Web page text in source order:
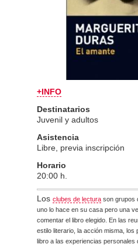
+INFO
Destinatarios
Juvenil y adultos
Asistencia
Libre, previa inscripción
Horario
20:00 h.
Los clubes de lectura son grupos
uno lo hace en su casa pero una
comentar el libro elegido. En las
estilo literario, la acción misma,
libro a las experiencias personales